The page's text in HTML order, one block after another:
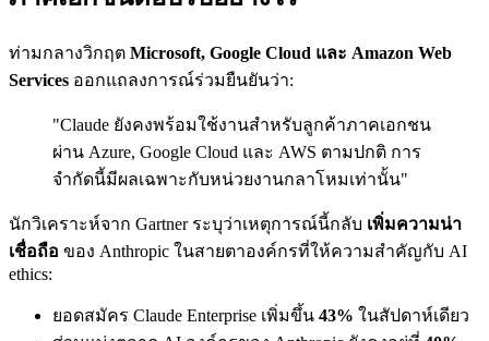
ท่ามกลางวิกฤต Microsoft, Google Cloud และ Amazon Web
Services ออกแถลงการณ์ร่วมยืนยันว่า:
"Claude ยังคงพร้อมใช้งานสำหรับลูกค้าภาคเอกชน
ผ่าน Azure, Google Cloud และ AWS ตามปกติ การ
จำกัดนี้มีผลเฉพาะกับหน่วยงานกลาโหมเท่านั้น"
นักวิเคราะห์จาก Gartner ระบุว่าเหตุการณ์นี้กลับ เพิ่มความน่า
เชื่อถือ ของ Anthropic ในสายตาองค์กรที่ให้ความสำคัญกับ AI
ethics:
ยอดสมัคร Claude Enterprise เพิ่มขึ้น 43% ในสัปดาห์เดียว